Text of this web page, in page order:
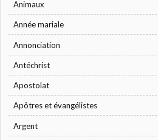
Animaux
Année mariale
Annonciation
Antéchrist
Apostolat
Apôtres et évangélistes
Argent